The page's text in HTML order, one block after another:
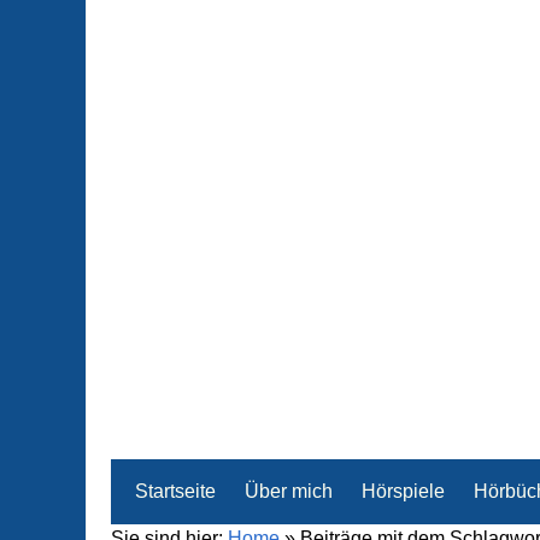
Startseite Über mich Hörspiele